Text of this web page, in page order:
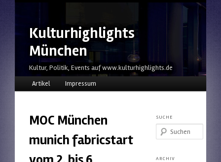
Kulturhighlights
München
Kultur, Politik, Events auf www.kulturhighlights.de
HauptmenüZum Inhalt wechseln
Zum sekundären Inhalt wechseln
Artikel Impressum
MOC München
munich fabricstart
SUCHE
Suchen
ARCHIV